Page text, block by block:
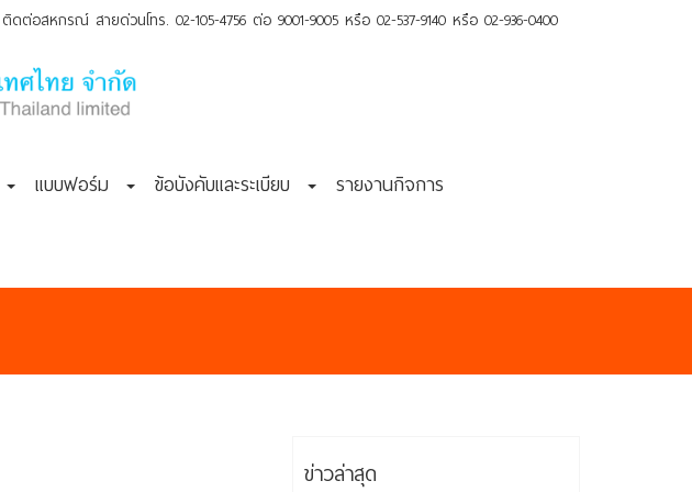
ติดต่อสหกรณ์ สายด่วนโทร. 02-105-4756 ต่อ 9001-9005 หรือ 02-537-9140 หรือ 02-936-0400
แบบฟอร์ม ข้อบังคับและระเบียบ
รายงานกิจการ
ข่าวล่าสุด